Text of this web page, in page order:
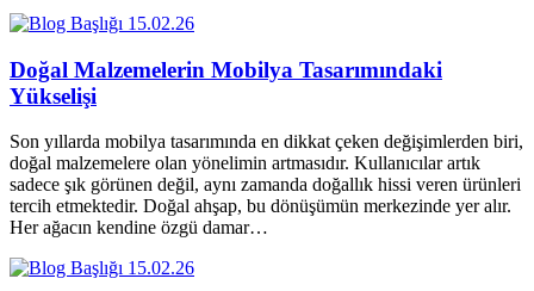
15.02.26
Doğal Malzemelerin Mobilya Tasarımındaki
Yükselişi
Son yıllarda mobilya tasarımında en dikkat çeken değişimlerden biri,
doğal malzemelere olan yönelimin artmasıdır. Kullanıcılar artık
sadece şık görünen değil, aynı zamanda doğallık hissi veren ürünleri
tercih etmektedir. Doğal ahşap, bu dönüşümün merkezinde yer alır.
Her ağacın kendine özgü damar…
15.02.26